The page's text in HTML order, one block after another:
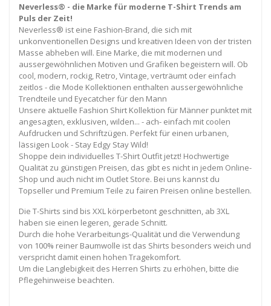
Neverless® - die Marke für moderne T-Shirt Trends am
Puls der Zeit!
Neverless® ist eine Fashion-Brand, die sich mit
unkonventionellen Designs und kreativen Ideen von der tristen
Masse abheben will. Eine Marke, die mit modernen und
aussergewöhnlichen Motiven und Grafiken begeistern will. Ob
cool, modern, rockig, Retro, Vintage, verträumt oder einfach
zeitlos - die Mode Kollektionen enthalten aussergewöhnliche
Trendteile und Eyecatcher für den Mann
Unsere aktuelle Fashion Shirt Kollektion für Männer punktet mit
angesagten, exklusiven, wilden... - ach- einfach mit coolen
Aufdrucken und Schriftzügen. Perfekt für einen urbanen,
lässigen Look - Stay Edgy Stay Wild!
Shoppe dein individuelles T-Shirt Outfit jetzt! Hochwertige
Qualität zu günstigen Preisen, das gibt es nicht in jedem Online-
Shop und auch nicht im Outlet Store. Bei uns kannst du
Topseller und Premium Teile zu fairen Preisen online bestellen.
Die T-Shirts sind bis XXL körperbetont geschnitten, ab 3XL
haben sie einen legeren, gerade Schnitt.
Durch die hohe Verarbeitungs-Qualität und die Verwendung
von 100% reiner Baumwolle ist das Shirts besonders weich und
verspricht damit einen hohen Tragekomfort.
Um die Langlebigkeit des Herren Shirts zu erhöhen, bitte die
Pflegehinweise beachten.